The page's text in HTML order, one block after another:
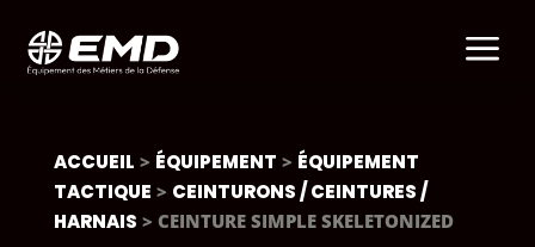
a
ACCUEIL > ÉQUIPEMENT > ÉQUIPEMENT
TACTIQUE > CEINTURONS / CEINTURES /
HARNAIS > CEINTURE SIMPLE SKELETONIZED